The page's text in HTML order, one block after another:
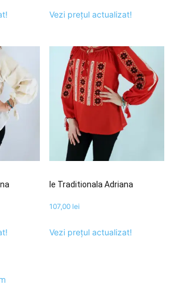
Vezi prețul actualizat!
Ie Traditionala Adriana
107,00 lei
Vezi prețul actualizat!